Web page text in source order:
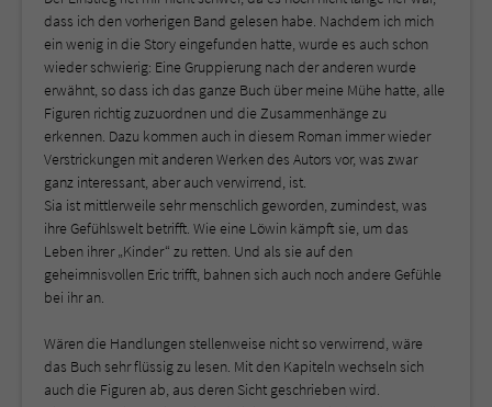
dass ich den vorherigen Band gelesen habe. Nachdem ich mich
ein wenig in die Story eingefunden hatte, wurde es auch schon
wieder schwierig: Eine Gruppierung nach der anderen wurde
erwähnt, so dass ich das ganze Buch über meine Mühe hatte, alle
Figuren richtig zuzuordnen und die Zusammenhänge zu
erkennen. Dazu kommen auch in diesem Roman immer wieder
Verstrickungen mit anderen Werken des Autors vor, was zwar
ganz interessant, aber auch verwirrend, ist.
Sia ist mittlerweile sehr menschlich geworden, zumindest, was
ihre Gefühlswelt betrifft. Wie eine Löwin kämpft sie, um das
Leben ihrer „Kinder“ zu retten. Und als sie auf den
geheimnisvollen Eric trifft, bahnen sich auch noch andere Gefühle
bei ihr an.
Wären die Handlungen stellenweise nicht so verwirrend, wäre
das Buch sehr flüssig zu lesen. Mit den Kapiteln wechseln sich
auch die Figuren ab, aus deren Sicht geschrieben wird.